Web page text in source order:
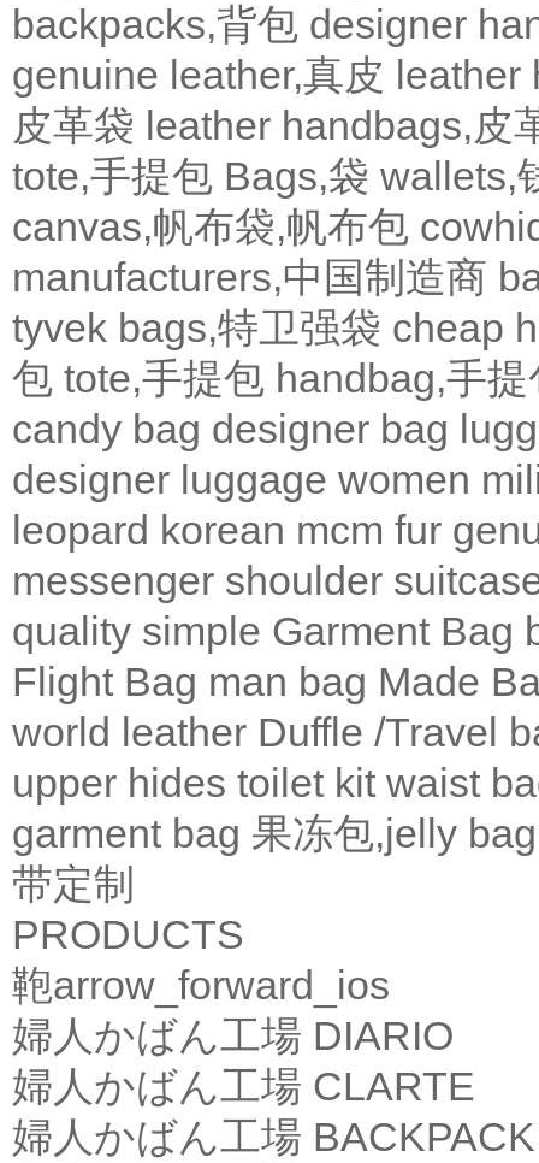
backpacks,背包 designer
genuine leather,真皮 leather
皮革袋 leather handbags,皮
tote,手提包 Bags,袋 wallets,
canvas,帆布袋,帆布包
manufacturers,中国制造商
tyvek bags,特卫强袋 cheap
包 tote,手提包 handbag,手提
candy bag designer bag
designer luggage women
leopard korean mcm fur
messenger shoulder
quality simple Garment Bag
Flight Bag man bag Made
world leather Duffle /Travel
upper hides toilet kit waist
garment bag 果冻包,jelly bag
带定制
PRODUCTS
鞄arrow_forward_ios
婦人かばん工場 DIARIO
婦人かばん工場 CLARTE
婦人かばん工場 BACKPACK